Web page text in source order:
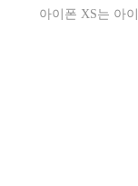
아이폰 XS는 아